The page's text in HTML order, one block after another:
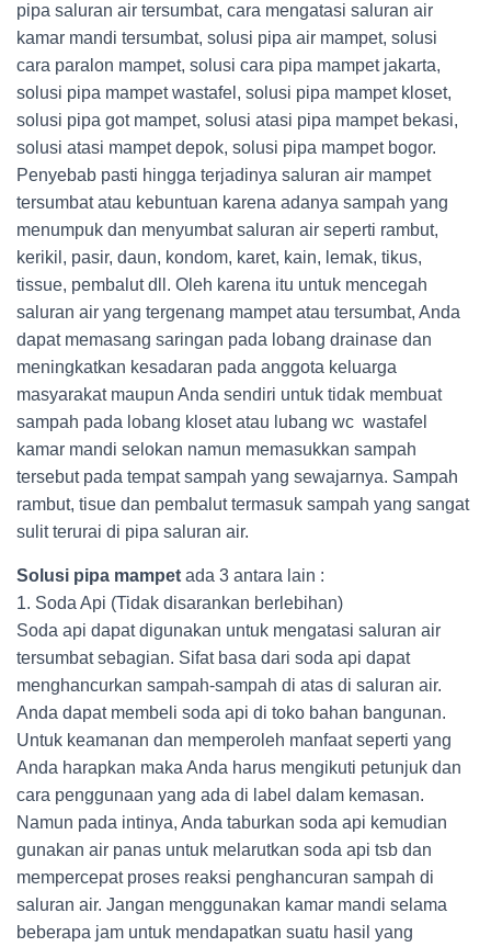
pipa saluran air tersumbat, cara mengatasi saluran air
kamar mandi tersumbat, solusi pipa air mampet, solusi
cara paralon mampet, solusi cara pipa mampet jakarta,
solusi pipa mampet wastafel, solusi pipa mampet kloset,
solusi pipa got mampet, solusi atasi pipa mampet bekasi,
solusi atasi mampet depok, solusi pipa mampet bogor.
Penyebab pasti hingga terjadinya saluran air mampet
tersumbat atau kebuntuan karena adanya sampah yang
menumpuk dan menyumbat saluran air seperti rambut,
kerikil, pasir, daun, kondom, karet, kain, lemak, tikus,
tissue, pembalut dll. Oleh karena itu untuk mencegah
saluran air yang tergenang mampet atau tersumbat, Anda
dapat memasang saringan pada lobang drainase dan
meningkatkan kesadaran pada anggota keluarga
masyarakat maupun Anda sendiri untuk tidak membuat
sampah pada lobang kloset atau lubang wc wastafel
kamar mandi selokan namun memasukkan sampah
tersebut pada tempat sampah yang sewajarnya. Sampah
rambut, tisue dan pembalut termasuk sampah yang sangat
sulit terurai di pipa saluran air.
Solusi pipa mampet ada 3 antara lain :
1. Soda Api (Tidak disarankan berlebihan)
Soda api dapat digunakan untuk mengatasi saluran air
tersumbat sebagian. Sifat basa dari soda api dapat
menghancurkan sampah-sampah di atas di saluran air.
Anda dapat membeli soda api di toko bahan bangunan.
Untuk keamanan dan memperoleh manfaat seperti yang
Anda harapkan maka Anda harus mengikuti petunjuk dan
cara penggunaan yang ada di label dalam kemasan.
Namun pada intinya, Anda taburkan soda api kemudian
gunakan air panas untuk melarutkan soda api tsb dan
mempercepat proses reaksi penghancuran sampah di
saluran air. Jangan menggunakan kamar mandi selama
beberapa jam untuk mendapatkan suatu hasil yang